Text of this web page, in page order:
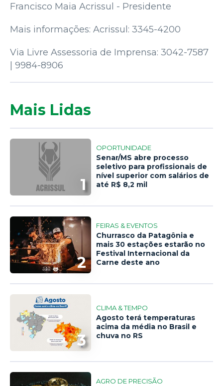
Francisco Maia Acrissul - Presidente
Mais informações: Acrissul: 3345-4200
Via Livre Assessoria de Imprensa: 3042-7587
| 9984-8906
Mais Lidas
1
OPORTUNIDADE
Senar/MS abre processo
seletivo para profissionais de
nível superior com salários de
até R$ 8,2 mil
2
FEIRAS & EVENTOS
Churrasco da Patagônia e
mais 30 estações estarão no
Festival Internacional da
Carne deste ano
3
CLIMA & TEMPO
Agosto terá temperaturas
acima da média no Brasil e
chuva no RS
AGRO DE PRECISÃO